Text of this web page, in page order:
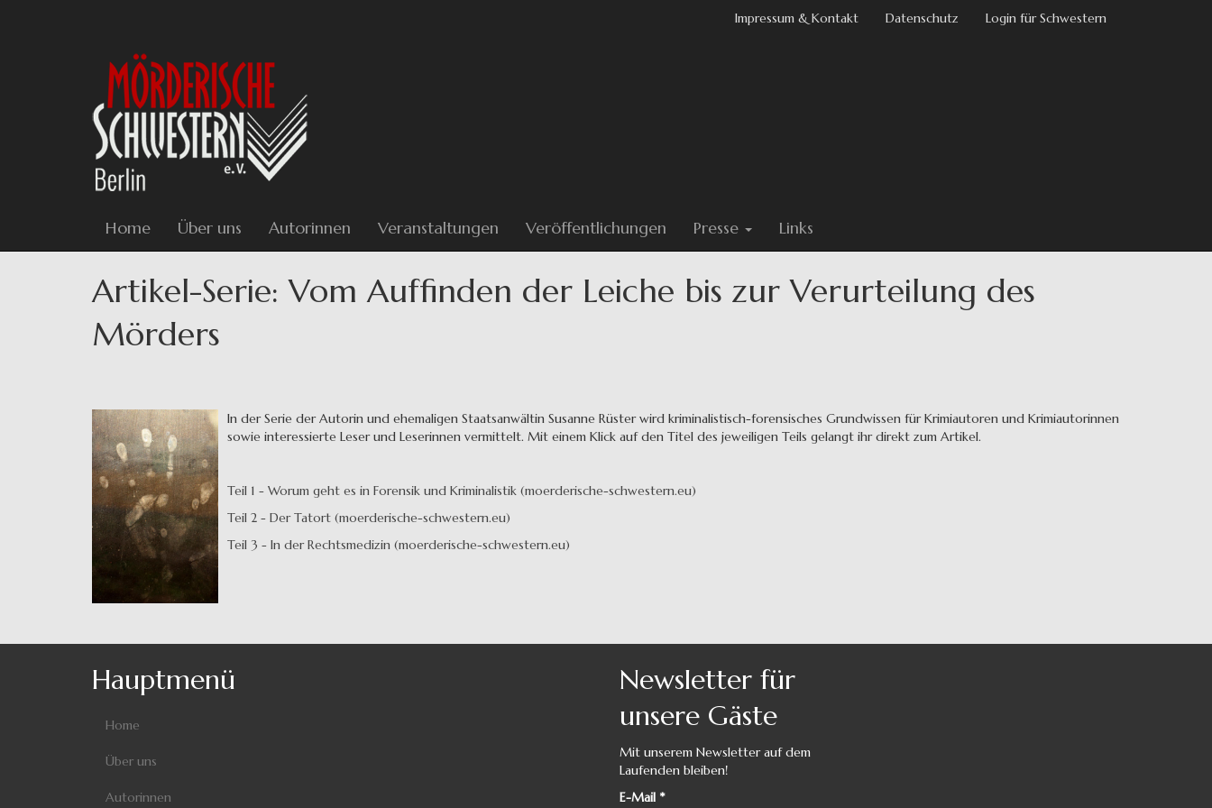
Impressum & Kontakt Datenschutz Login für Schwestern
Home Über uns Autorinnen Veranstaltungen Veröffentlichungen Presse Links
Artikel-Serie: Vom Auffinden der Leiche bis zur Verurteilung des
Mörders
In der Serie der Autorin und ehemaligen Staatsanwältin Susanne Rüster wird kriminalistisch-forensisches Grundwissen für Krimiautoren und Krimiautorinnen
sowie interessierte Leser und Leserinnen vermittelt. Mit einem Klick auf den Titel des jeweiligen Teils gelangt ihr direkt zum Artikel.
Teil 1 - Worum geht es in Forensik und Kriminalistik (moerderische-schwestern.eu)
Teil 2 - Der Tatort (moerderische-schwestern.eu)
Teil 3 - In der Rechtsmedizin (moerderische-schwestern.eu)
Hauptmenü
Home
Über uns
Autorinnen
Newsletter für
unsere Gäste
Mit unserem Newsletter auf dem
Laufenden bleiben!
E-Mail *